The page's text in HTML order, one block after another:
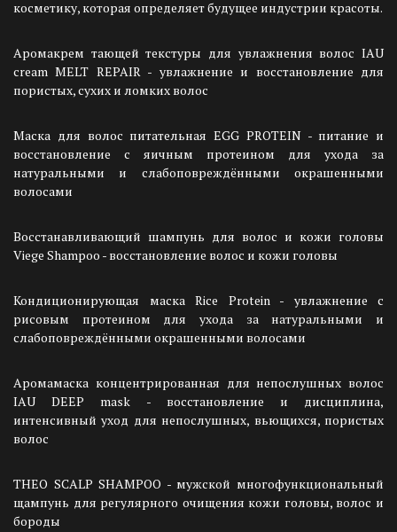
косметику, которая определяет будущее индустрии красоты.
Аромакрем тающей текстуры для увлажнения волос IAU
cream MELT REPAIR - увлажнение и восстановление для
пористых, сухих и ломких волос
Маска для волос питательная EGG PROTEIN - питание и
восстановление с яичным протеином для ухода за
натуральными и слабоповреждёнными окрашенными
волосами
Восстанавливающий шампунь для волос и кожи головы
Viege Shampoo - восстановление волос и кожи головы
Кондиционирующая маска Rice Protein - увлажнение с
рисовым протеином для ухода за натуральными и
слабоповреждёнными окрашенными волосами
Аромамаска концентрированная для непослушных волос
IAU DEEP mask - восстановление и дисциплина,
интенсивный уход для непослушных, вьющихся, пористых
волос
THEO SCALP SHAMPOO - мужской многофункциональный
щампунь для регулярного очищения кожи головы, волос и
бороды